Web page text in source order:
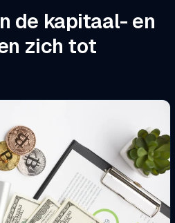
de kapitaal- en
zich tot